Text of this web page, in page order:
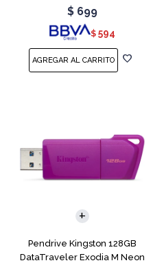
Green
$ 699
$ 594
Pendrive Kingston 128GB
DataTraveler Exodia M Neon